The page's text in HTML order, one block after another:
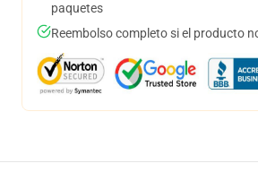
paquetes
Reembolso completo si el producto